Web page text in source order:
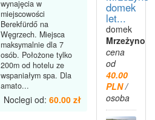
wynajęcia w
miejscowości
Berekfürdő na
Węgrzech. Miejsca
maksymalnie dla 7
osób. Położone tylko
200m od hotelu ze
wspaniałym spa. Dla
amato...
Noclegi od: 60.00 zł
domek
let...
domek
Mrzeżyno
cena
od
40.00
PLN/
osoba